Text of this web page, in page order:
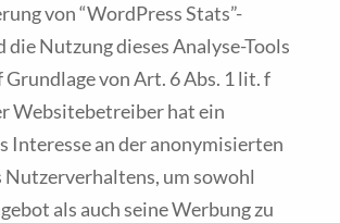
von “WordPress Stats”-
die Nutzung dieses Analyse-Tools
von Art. 6 Abs. 1 lit. f
Websitebetreiber hat ein
Interesse an der anonymisierten
Nutzerverhaltens, um sowohl
als auch seine Werbung zu